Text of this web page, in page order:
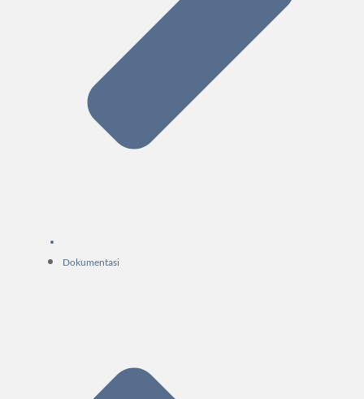
Dokumentasi